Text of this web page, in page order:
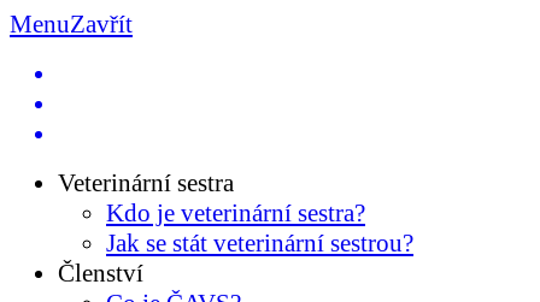
MenuZavřít
Veterinární sestra
Kdo je veterinární sestra?
Jak se stát veterinární sestrou?
Členství